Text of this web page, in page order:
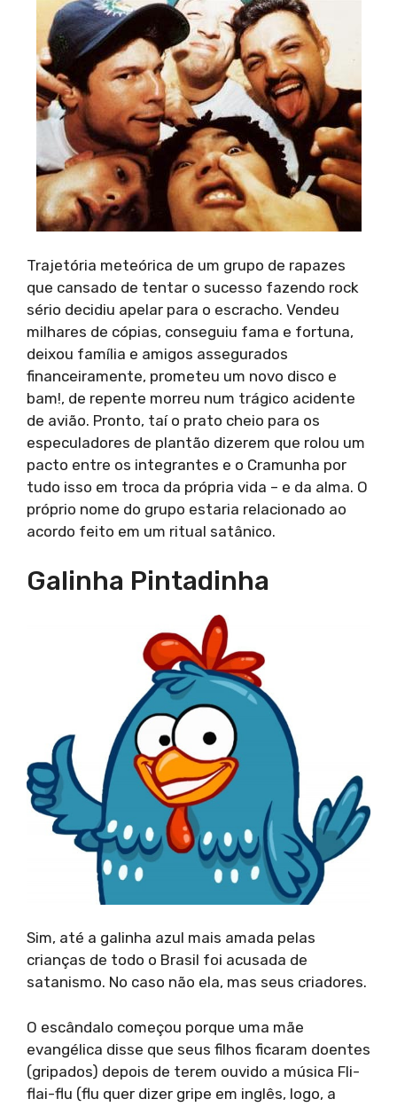
Trajetória meteórica de um grupo de rapazes
que cansado de tentar o sucesso fazendo rock
sério decidiu apelar para o escracho. Vendeu
milhares de cópias, conseguiu fama e fortuna,
deixou família e amigos assegurados
financeiramente, prometeu um novo disco e
bam!, de repente morreu num trágico acidente
de avião. Pronto, taí o prato cheio para os
especuladores de plantão dizerem que rolou um
pacto entre os integrantes e o Cramunha por
tudo isso em troca da própria vida – e da alma. O
próprio nome do grupo estaria relacionado ao
acordo feito em um ritual satânico.
Galinha Pintadinha
Sim, até a galinha azul mais amada pelas
crianças de todo o Brasil foi acusada de
satanismo. No caso não ela, mas seus criadores.
O escândalo começou porque uma mãe
evangélica disse que seus filhos ficaram doentes
(gripados) depois de terem ouvido a música Fli-
flai-flu (flu quer dizer gripe em inglês, logo, a